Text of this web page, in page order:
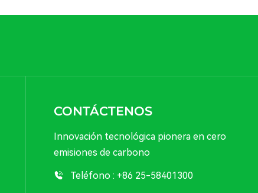
CONTÁCTENOS
Innovación tecnológica pionera en cero
emisiones de carbono
Teléfono : +86 25-58401300